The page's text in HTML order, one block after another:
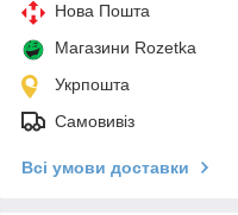
Нова Пошта
Магазини Rozetka
Укрпошта
Самовивіз
Всі умови доставки